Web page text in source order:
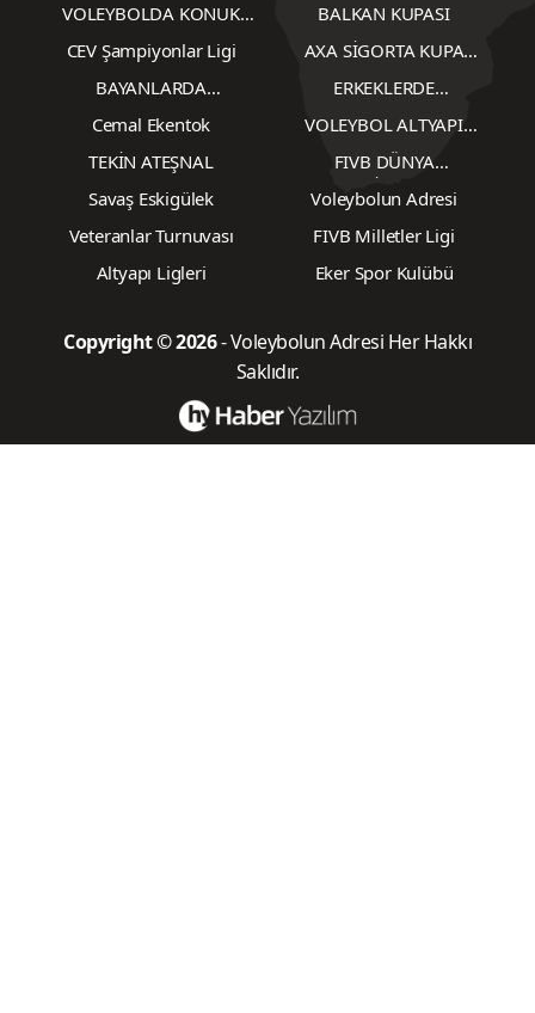
VOLEYBOLDA KONUK
YAZARLAR
BALKAN KUPASI
CEV Şampiyonlar Ligi
AXA SİGORTA KUPA
BAYANLARDA
TRANSFERLER
ERKEKLERDE
Cemal Ekentok
VOLEYBOL ALTYAPI
KARŞILAŞMALARI
TEKİN ATEŞNAL
FIVB DÜNYA
ŞAMPİYONASI
Savaş Eskigülek
Voleybolun Adresi
Veteranlar Turnuvası
FIVB Milletler Ligi
Altyapı Ligleri
Eker Spor Kulübü
Copyright © 2026- Voleybolun Adresi Her Hakkı
Saklıdır.